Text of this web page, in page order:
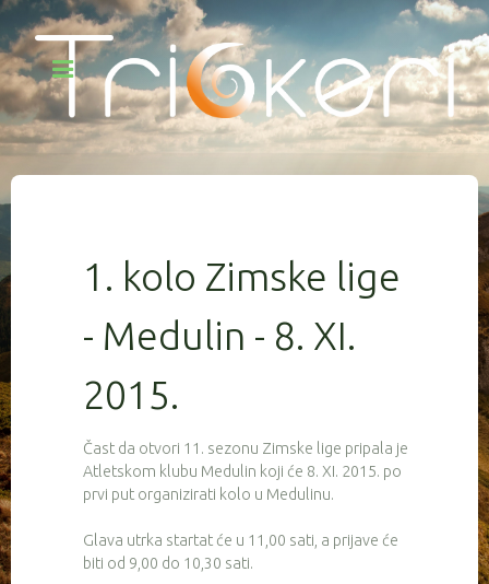
1. kolo Zimske lige
- Medulin - 8. XI.
2015.
Čast da otvori 11. sezonu Zimske lige pripala je
Atletskom klubu Medulin koji će 8. XI. 2015. po
prvi put organizirati kolo u Medulinu.
Glava utrka startat će u 11,00 sati, a prijave će
biti od 9,00 do 10,30 sati.